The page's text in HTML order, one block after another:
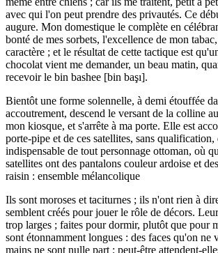
avec qui l'on peut prendre des privautés. Ce
augure. Mon domestique le complète en
bonté de mes sorbets, l'excellence de mon
caractère ; et le résultat de cette tactique est
chocolat vient me demander, un beau matin,
recevoir le bin bashee [bin başı].
Bientôt une forme solennelle, à demi étouffée
accoutrement, descend le versant de la colline
mon kiosque, et s'arrête à ma porte. Elle est
porte-pipe et de ces satellites, sans
indispensable de tout personnage ottoman, où
satellites ont des pantalons couleur ardoise et
raisin : ensemble mélancolique
Ils sont moroses et taciturnes ; ils n'ont rien à
semblent créés pour jouer le rôle de décors.
trop larges ; faites pour dormir, plutôt que pour
sont étonnamment longues : des faces qu'on ne
mains ne sont nulle part ; peut-être attendent-